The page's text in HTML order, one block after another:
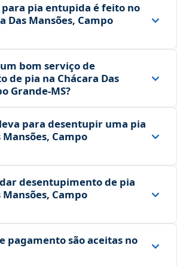
pia entupida é feito no
Das Mansões, Campo
bom serviço de
de pia na Chácara Das
Grande‑MS?
para desentupir uma pia
Mansões, Campo
desentupimento de pia
Mansões, Campo
pagamento são aceitas no